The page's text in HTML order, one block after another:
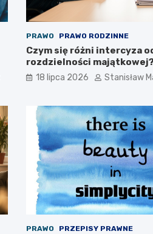
PRAWO PRAWO RODZINNE
Czym się różni intercyza
rozdzielności
18 lipca 2026 Stanisław
PRAWO PRZEPISY PRAWNE